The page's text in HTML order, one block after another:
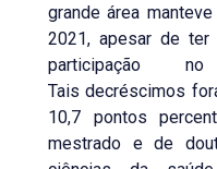
grande área
2021, apesar de
participação
Tais decréscimos
10,7 pontos
mestrado e de